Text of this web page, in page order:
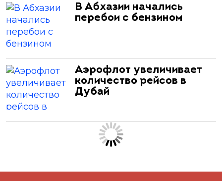
В Абхазии начались
перебои с бензином
Аэрофлот увеличивает
количество рейсов в
Дубай